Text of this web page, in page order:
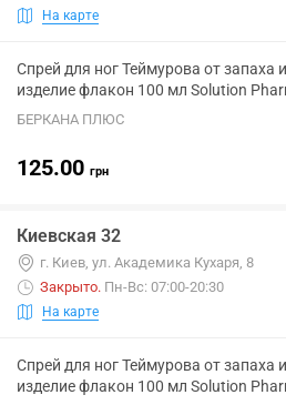
На карте
Спрей для ног Теймурова от запаха
изделие флакон 100 мл Solution
БЕРКАНА ПЛЮС
125.00 грн
Киевская 32
г. Киев, ул. Академика Кухаря, 8
Закрыто. Пн-Вс: 07:00-20:30
На карте
Спрей для ног Теймурова от запаха
изделие флакон 100 мл Solution